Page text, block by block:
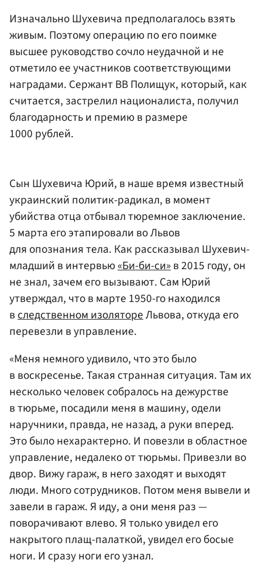
Изначально Шухевича предполагалось взять
живым. Поэтому операцию по его поимке
высшее руководство сочло неудачной и не
отметило ее участников соответствующими
наградами. Сержант ВВ Полищук, который, как
считается, застрелил националиста, получил
благодарность и премию в размере
1000 рублей.
Сын Шухевича Юрий, в наше время известный
украинский политик-радикал, в момент
убийства отца отбывал тюремное заключение.
5 марта его этапировали во Львов
для опознания тела. Как рассказывал Шухевич-
младший в интервью«Би-би-си»в 2015 году, он
не знал, зачем его вызывают. Сам Юрий
утверждал, что в марте 1950-го находился
вследственном изолятореЛьвова, откуда его
перевезли в управление.
«Меня немного удивило, что это было
в воскресенье. Такая странная ситуация. Там их
несколько человек собралось на дежурстве
в тюрьме, посадили меня в машину, одели
наручники, правда, не назад, а руки вперед.
Это было нехарактерно. И повезли в областное
управление, недалеко от тюрьмы. Привезли во
двор. Вижу гараж, в него заходят и выходят
люди. Много сотрудников. Потом меня вывели и
завели в гараж. Я иду, а они меня раз —
поворачивают влево. Я только увидел его
накрытого плащ-палаткой, увидел его босые
ноги. И сразу ноги его узнал.